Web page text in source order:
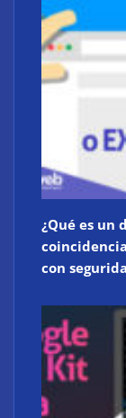
¿Qué es un
con